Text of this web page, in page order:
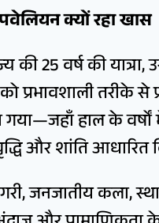
क्यों रहा खास
की 25 वर्ष की
प्रभावशाली तरीके से
गया—जहाँ हाल के
और शांति
जनजातीय कला,